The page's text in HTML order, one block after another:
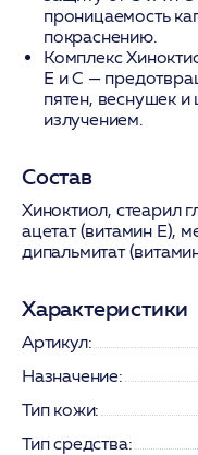
проницаемость
покраснению.
Комплекс
Е и С —
пятен, веснушек
излучением.
Состав
Хиноктиол, стеарил
ацетат (витамин Е),
дипальмитат
Характеристики
Артикул:
Назначение:
Тип кожи:
Тип средства: